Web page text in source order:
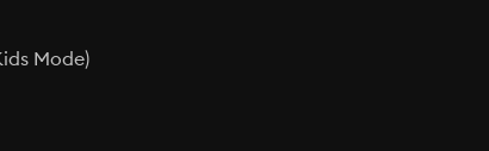
Mode)